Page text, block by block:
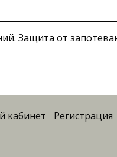
Защита от
кабинет Регистрация